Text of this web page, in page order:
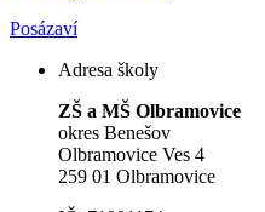
Posázaví
Adresa školy
ZŠ a MŠ Olbramovice
okres Benešov
Olbramovice Ves 4
259 01 Olbramovice